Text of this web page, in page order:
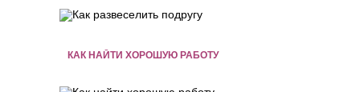
КАК НАЙТИ ХОРОШУЮ РАБОТУ